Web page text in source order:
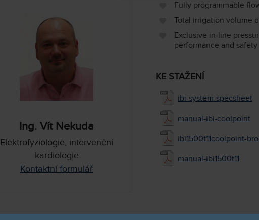
Fully programmable
Total irrigation volume
Exclusive in-line
performance and safety
KE STAŽENÍ
ibi-system-specsheet
manual-ibi-coolpoint
ibi1500t11coolpoint-
manual-ibi1500t11
Ing. Vít Nekuda
Elektrofyziologie, intervenční
kardiologie
Kontaktní formulář